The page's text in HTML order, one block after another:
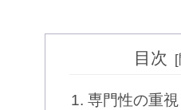
目次
専門性の重視